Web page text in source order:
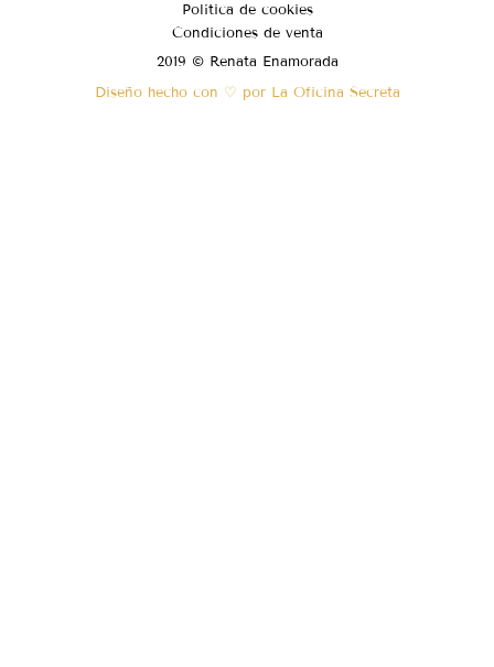
Política de cookies
Condiciones de venta
2019 © Renata Enamorada
Diseño hecho con ♡ por La Oficina Secreta